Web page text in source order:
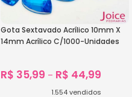
Gota Sextavado Acrílico 10mm X
14mm Acrílico C/1000-Unidades
R$ 35,99 – R$ 44,99
1.554vendidos